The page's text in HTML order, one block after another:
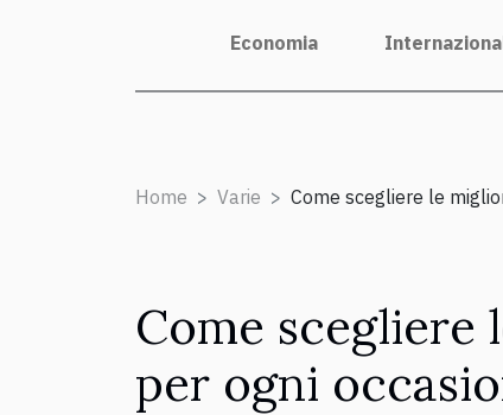
Economia
Home Varie Come scegliere le
Come
per ogni